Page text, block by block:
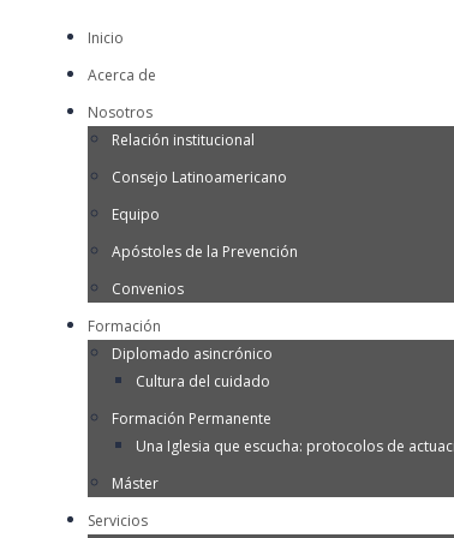
Inicio
Acerca de
Nosotros
Relación institucional
Consejo Latinoamericano
Equipo
Apóstoles de la Prevención
Convenios
Formación
Diplomado asincrónico
Cultura del cuidado
Formación Permanente
Una Iglesia que escucha: protocolos de
Máster
Servicios